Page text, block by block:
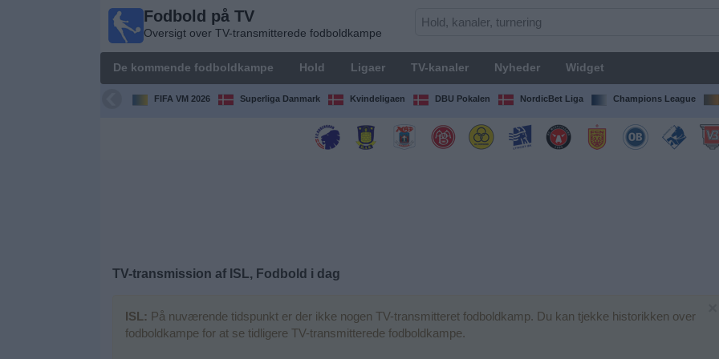
Fodbold på TV
Oversigt over TV-transmitterede fodboldkampe
De kommende fodboldkampe Hold Ligaer TV-kanaler Nyheder Widget
FIFA VM 2026 Superliga Danmark Kvindeligaen DBU Pokalen NordicBet Liga Champions League
TV-transmission af ISL, Fodbold i dag
ISL: På nuværende tidspunkt er der ikke nogen TV-transmitteret fodboldkamp. Du kan tjekke historikken over
fodboldkampe for at se tidligere TV-transmitterede fodboldkampe.
Oversigt over
transmitterede